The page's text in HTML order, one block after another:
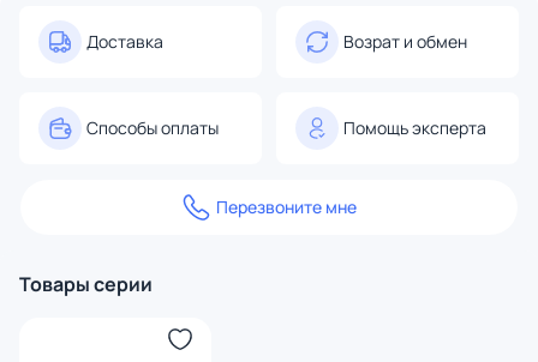
Доставка Возрат и обмен
Способы оплаты Помощь эксперта
Перезвоните мне
Товары серии